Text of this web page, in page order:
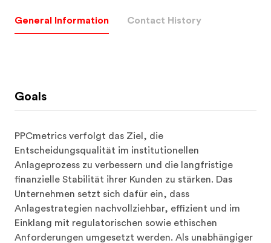
General Information Contact History
Goals
PPCmetrics verfolgt das Ziel, die
Entscheidungsqualität im institutionellen
Anlageprozess zu verbessern und die langfristige
finanzielle Stabilität ihrer Kunden zu stärken. Das
Unternehmen setzt sich dafür ein, dass
Anlagestrategien nachvollziehbar, effizient und im
Einklang mit regulatorischen sowie ethischen
Anforderungen umgesetzt werden. Als unabhängiger